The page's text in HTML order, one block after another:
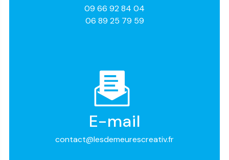
09 66 92 84 04
06 89 25 79 59
E-mail
contact@lesdemeurescreativ.fr